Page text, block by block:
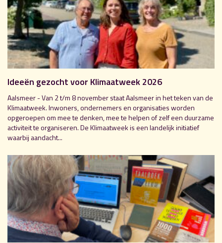
Ideeën gezocht voor Klimaatweek 2026
Aalsmeer - Van 2 t/m 8 november staat Aalsmeer in het teken van de
Klimaatweek. Inwoners, ondernemers en organisaties worden
opgeroepen om mee te denken, mee te helpen of zelf een duurzame
activiteit te organiseren. De Klimaatweek is een landelijk initiatief
waarbij aandacht...